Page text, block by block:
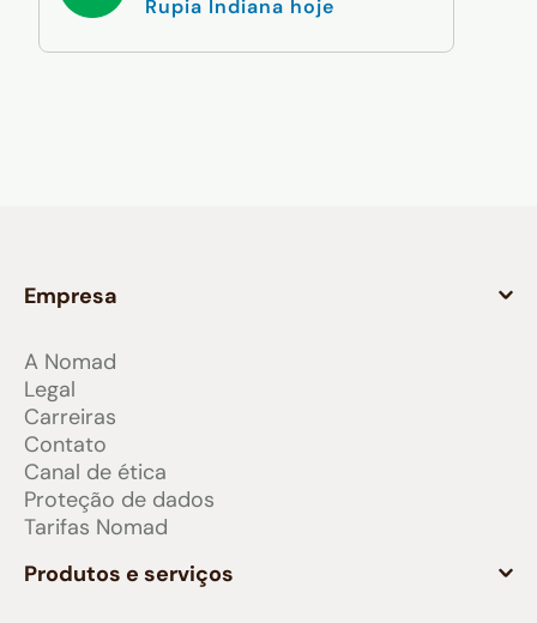
Rupia Indiana hoje
Empresa
A Nomad
Legal
Carreiras
Contato
Canal de ética
Proteção de dados
Tarifas Nomad
Produtos e serviços